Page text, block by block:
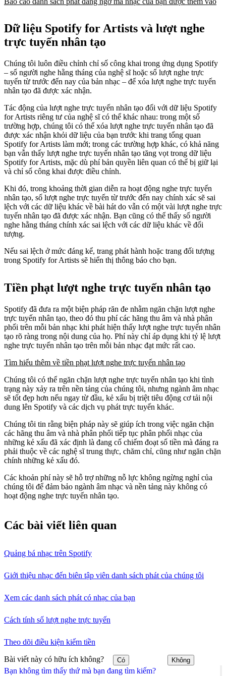
Bạn không tìm thấy thứ mà bạn đang tìm kiếm?
Dữ liệu Spotify for Artists và lượt nghe
trực tuyến nhân tạo
Chúng tôi luôn điều chỉnh chỉ số công khai trong ứng dụng Spotify
– số người nghe hằng tháng của nghệ sĩ hoặc số lượt nghe trực
tuyến từ trước đến nay của bản nhạc – để xóa lượt nghe trực tuyến
nhân tạo đã được xác nhận.
Tác động của lượt nghe trực tuyến nhân tạo đối với dữ liệu Spotify
for Artists riêng tư của nghệ sĩ có thể khác nhau: trong một số
trường hợp, chúng tôi có thể xóa lượt nghe trực tuyến nhân tạo đã
được xác nhận khỏi dữ liệu của bạn trước khi trang tổng quan
Spotify for Artists làm mới; trong các trường hợp khác, có khả năng
bạn vẫn thấy lượt nghe trực tuyến nhân tạo tăng vọt trong dữ liệu
Spotify for Artists, mặc dù phí bản quyền liên quan có thể bị giữ lại
và chỉ số công khai được điều chỉnh.
Khi đó, trong khoảng thời gian diễn ra hoạt động nghe trực tuyến
nhân tạo, số lượt nghe trực tuyến từ trước đến nay chính xác sẽ sai
lệch với các dữ liệu khác về bài hát do vẫn có một vài lượt nghe trực
tuyến nhân tạo đã được xác nhận. Bạn cũng có thể thấy số người
nghe hằng tháng chính xác sai lệch với các dữ liệu khác về đối
tượng.
Nếu sai lệch ở mức đáng kể, trang phát hành hoặc trang đối tượng
trong Spotify for Artists sẽ hiển thị thông báo cho bạn.
Tiền phạt lượt nghe trực tuyến nhân tạo
Spotify đã đưa ra một biện pháp răn đe nhằm ngăn chặn lượt nghe
trực tuyến nhân tạo, theo đó thu phí các hãng thu âm và nhà phân
phối trên mỗi bản nhạc khi phát hiện thấy lượt nghe trực tuyến nhân
tạo rõ ràng trong nội dung của họ. Phí này chỉ áp dụng khi tỷ lệ lượt
nghe trực tuyến nhân tạo trên mỗi bản nhạc đạt mức rất cao.
Tìm hiểu thêm về tiền phạt lượt nghe trực tuyến nhân tạo
Chúng tôi có thể ngăn chặn lượt nghe trực tuyến nhân tạo khi tình
trạng này xảy ra trên nền tảng của chúng tôi, nhưng ngành âm nhạc
sẽ tốt đẹp hơn nếu ngay từ đầu, kẻ xấu bị triệt tiêu động cơ tải nội
dung lên Spotify và các dịch vụ phát trực tuyến khác.
Chúng tôi tin rằng biện pháp này sẽ giúp ích trong việc ngăn chặn
các hãng thu âm và nhà phân phối tiếp tục phân phối nhạc của
những kẻ xấu đã xác định là đang cố chiếm đoạt số tiền mà đáng ra
phải thuộc về các nghệ sĩ trung thực, chăm chỉ, cũng như ngăn chặn
chính những kẻ xấu đó.
Các khoản phí này sẽ hỗ trợ những nỗ lực không ngừng nghỉ của
chúng tôi để đảm bảo ngành âm nhạc và nền tảng này không có
hoạt động nghe trực tuyến nhân tạo.
Các bài viết liên quan
Quảng bá nhạc trên Spotify
Giới thiệu nhạc đến biên tập viên danh sách phát của chúng tôi
Xem các danh sách phát có nhạc của bạn
Cách tính số lượt nghe trực tuyến
Theo dõi điều kiện kiếm tiền
Bài viết này có hữu ích không? Có Không